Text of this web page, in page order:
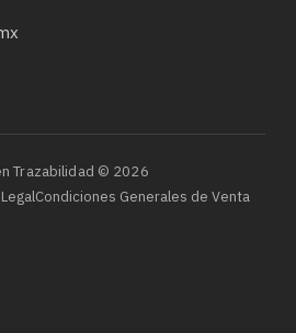
Trazabilidad © 2026
Condiciones Generales de Venta